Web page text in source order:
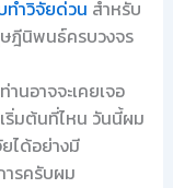
ทำวิจัยด่วน สำหรับ
ฎีนิพนธ์ครบวงจร
นอาจจะเคยเจอ
ริ่มต้นที่ไหน วันนี้ผม
ได้อย่างมี
รครับผม